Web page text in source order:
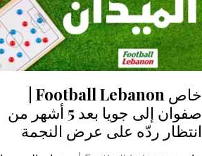
صفوان إلى جويا بعد 5 أشهر من
انتظار ردّه على عرض النجمة